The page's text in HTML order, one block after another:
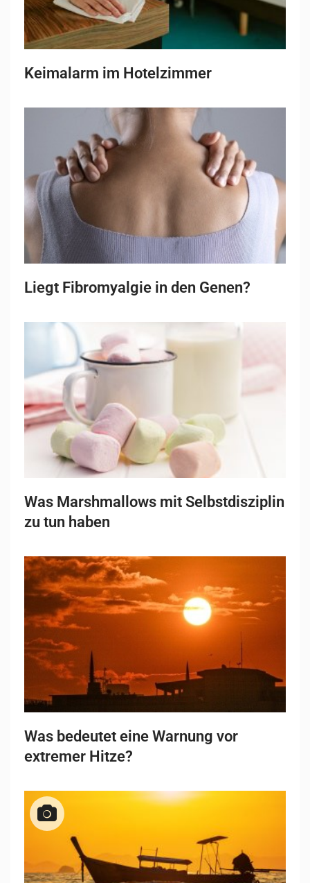
Keimalarm im Hotelzimmer
Liegt Fibromyalgie in den Genen?
Was Marshmallows mit Selbstdisziplin
zu tun haben
Was bedeutet eine Warnung vor
extremer Hitze?